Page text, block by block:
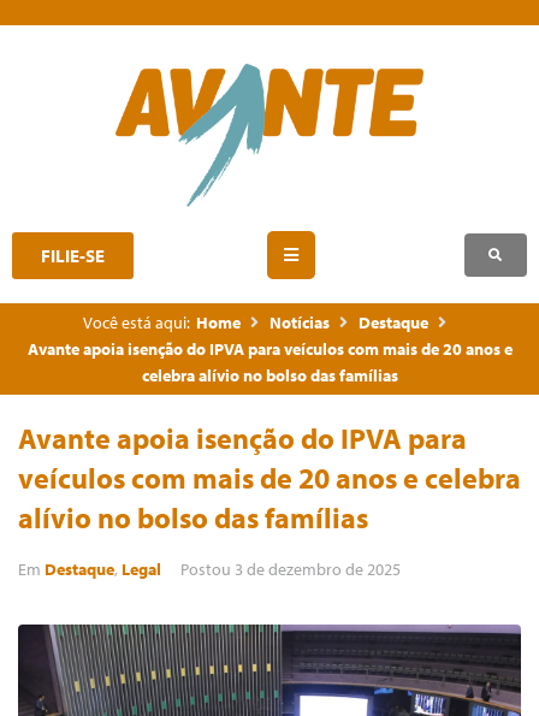
FILIE-SE
Você está aqui: Home Notícias
Destaque
Avante apoia isenção do IPVA para veículos com mais de 20 anos e
celebra alívio no bolso das famílias
Avante apoia isenção do IPVA para
veículos com mais de 20 anos e celebra
alívio no bolso das famílias
Em Destaque, Legal Postou 3 de dezembro de 2025